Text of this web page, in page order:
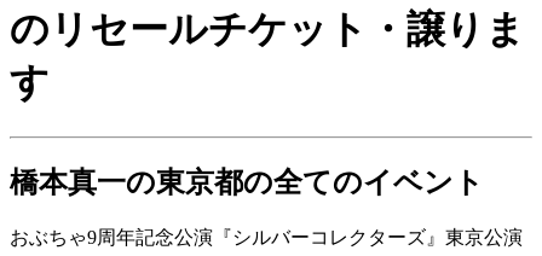
のリセールチケット・譲りま
す
橋本真一の東京都の全てのイベント
おぶちゃ9周年記念公演『シルバーコレクターズ』東京公演